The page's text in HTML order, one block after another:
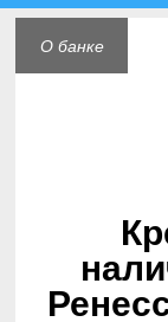
О банке